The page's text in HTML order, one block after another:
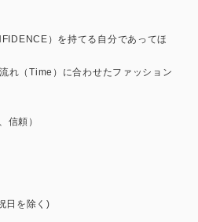
）を持てる自分であってほ
れ（Time）に合わせたファッション
信頼）
日を除く)